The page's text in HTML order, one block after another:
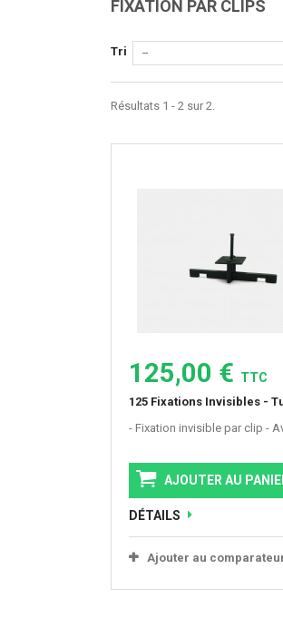
FIXATION PAR CLIPS
Tri --
Résultats 1 - 2 sur 2.
125,00 € TTC
125 Fixations Invisibles -
- Fixation invisible par clip -
AJOUTER AU
DÉTAILS
Ajouter au
Aperçu